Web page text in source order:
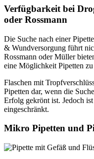
Verfügbarkeit bei
oder Rossmann
Die Suche nach einer
& Wundversorgung führt
Rossmann oder Müller
eine Möglichkeit Pipetten
Flaschen mit
Pipetten dar, wenn die
Erfolg gekrönt ist. Jedoch
eingeschränkt.
Mikro Pipetten und